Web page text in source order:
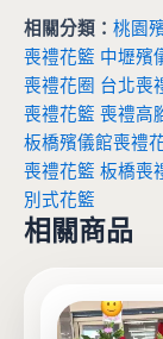
相關分類： 桃園
喪禮花籃 中壢殯
喪禮花圈 台北喪
喪禮花籃 喪禮高
板橋殯儀館喪禮
喪禮花籃 板橋喪
別式花籃
相關商品